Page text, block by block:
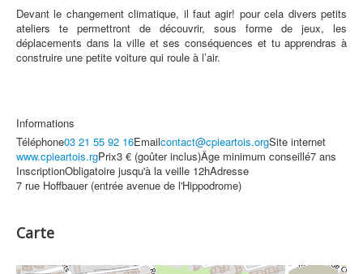
Devant le changement climatique, il faut agir! pour cela divers petits
ateliers te permettront de découvrir, sous forme de jeux, les
déplacements dans la ville et ses conséquences et tu apprendras à
construire une petite voiture qui roule à l’air.
Informations
Téléphone03 21 55 92 16Emailcontact@cpieartois.orgSite internet
www.cpieartois.rgPrix3 € (goûter inclus)Âge minimum conseillé7 ans
InscriptionObligatoire jusqu'à la veille 12hAdresse
7 rue Hoffbauer (entrée avenue de l'Hippodrome)
Carte